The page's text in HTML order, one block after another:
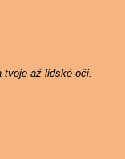
tvoje až lidské oči.